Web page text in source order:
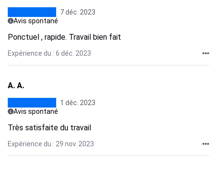
7 déc. 2023
Avis spontané
Ponctuel , rapide. Travail bien fait
Expérience du : 6 déc. 2023
A. A.
1 déc. 2023
Avis spontané
Très satisfaite du travail
Expérience du : 29 nov. 2023